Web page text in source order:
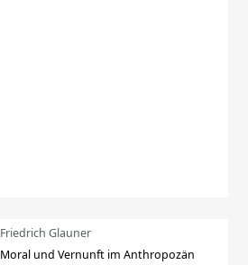
Friedrich Glauner
Moral und Vernunft im Anthropozän